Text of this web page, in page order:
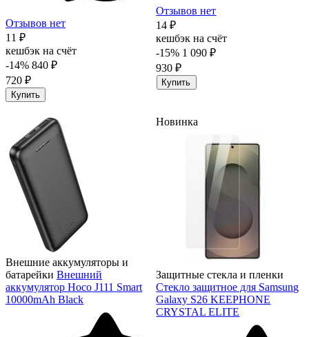
Отзывов нет
11 ₽
кешбэк на счёт
-14% 840 ₽
720 ₽
Купить
Отзывов нет
14 ₽
кешбэк на счёт
-15% 1 090 ₽
930 ₽
Купить
Внешние аккумуляторы и
батарейки Внешний
аккумулятор Hoco J111 Smart
10000mAh Black
Новинка
Защитные стекла и пленки
Стекло защитное для Samsung
Galaxy S26 KEEPHONE
CRYSTAL ELITE